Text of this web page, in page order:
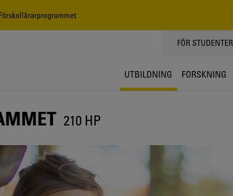
TOPPMENY
FÖR STUDENTER
UTBILDNING FORSKNING
210 HP